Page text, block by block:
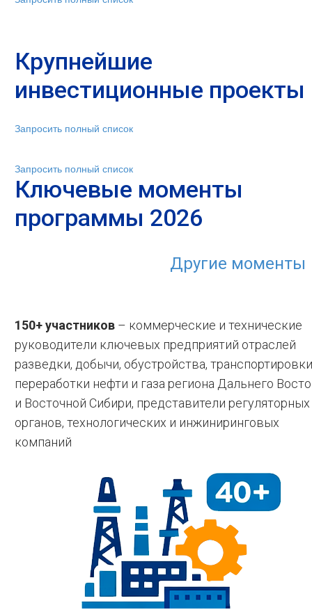
Крупнейшие
инвестиционные проекты
Запросить полный список
Запросить полный список
Ключевые моменты
программы 2026
Другие
150+ участников – коммерческие и технические
руководители ключевых предприятий отраслей
разведки, добычи, обустройства,
переработки нефти и газа региона Дальнего
и Восточной Сибири, представители регуляторных
органов, технологических и инжиниринговых
компаний